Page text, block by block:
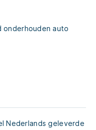
onderhouden auto
Nederlands geleverde